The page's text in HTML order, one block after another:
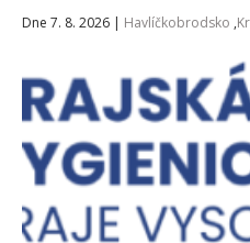
Dne 7. 8. 2026 | Havlíčkobrodsko ,